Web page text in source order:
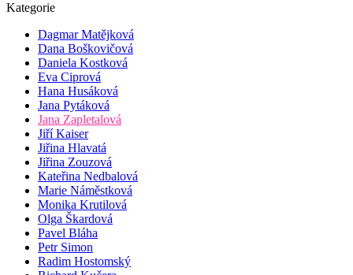
Kategorie
Dagmar Matějková
Dana Boškovičová
Daniela Kostková
Eva Ciprová
Hana Husáková
Jana Pytáková
Jana Zapletalová
Jiří Kaiser
Jiřina Hlavatá
Jiřina Zouzová
Kateřina Nedbalová
Marie Náměstková
Monika Krutilová
Olga Škardová
Pavel Bláha
Petr Simon
Radim Hostomský